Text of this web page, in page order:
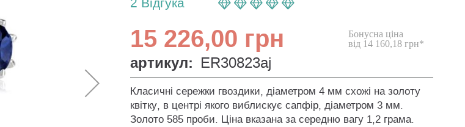
Параметр оценки:
2 Вiдгука
15 226,00 грн
Бонусна ціна
від 14 160,18 грн*
артикул: ER30823aj
Класичні сережки гвоздики, діаметром 4 мм схожі на золоту
квітку, в центрі якого виблискує сапфір, діаметром 3 мм.
Золото 585 проби. Ціна вказана за середню вагу 1,2 грама.